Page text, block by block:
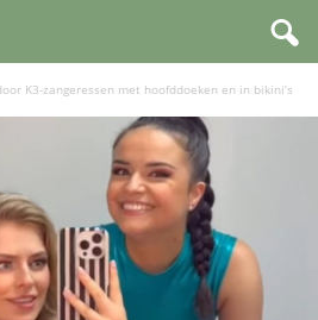
K3-zangeressen met hoofddoeken en in bikini’s